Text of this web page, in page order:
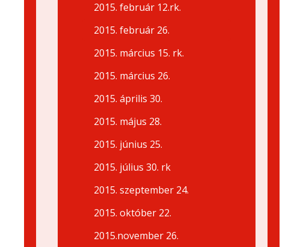
2015. február 12.rk.
2015. február 26.
2015. március 15. rk.
2015. március 26.
2015. április 30.
2015. május 28.
2015. június 25.
2015. július 30. rk
2015. szeptember 24.
2015. október 22.
2015.november 26.